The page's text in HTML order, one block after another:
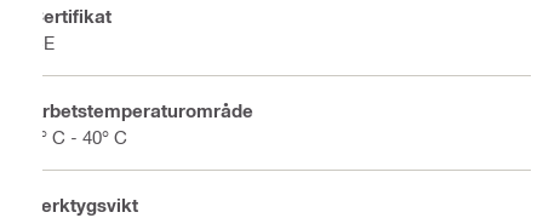
Certifikat
CE
Arbetstemperaturområde
5° C - 40° C
Verktygsvikt